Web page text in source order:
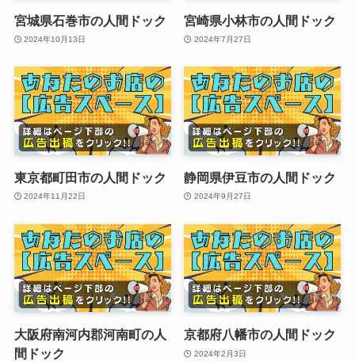
宮城県石巻市の人間ドック
2024年10月13日
宮崎県小林市の人間ドック
2024年7月27日
東京都町田市の人間ドック
2024年11月22日
静岡県伊豆市の人間ドック
2024年9月27日
大阪府南河内郡河南町の人
間ドック
京都府八幡市の人間ドック
2024年2月3日